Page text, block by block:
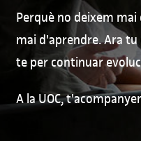
Perquè no deixem
mai d'aprendre. Ara
te per continuar
A la UOC,